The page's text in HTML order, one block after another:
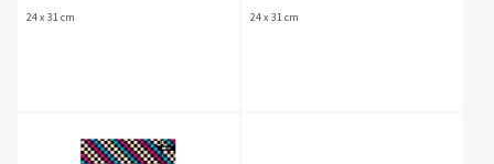
24 x 31 cm 24 x 31 cm